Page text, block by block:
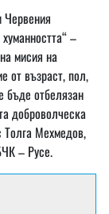
Червения
–
мисия на
от възраст, пол,
бъде отбелязан
доброволческа
Толга Мехмедов,
– Русе.